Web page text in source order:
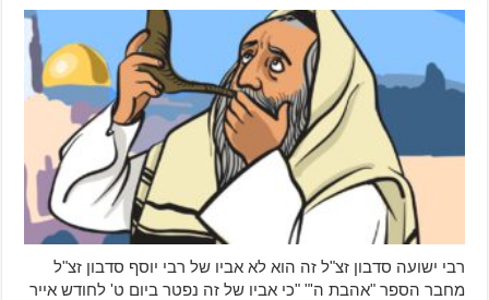
רבי ישועה סדבון זצ"ל זה הוא לא אביו של רבי יוסף סדבון זצ"ל
מחבר הספר "אהבת ה'" "כי אביו של זה נפטר ביום ט' לחודש אייר